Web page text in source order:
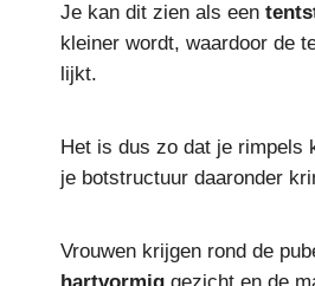
Je kan dit zien als een
kleiner wordt, waardoor de
lijkt.
Het is dus zo dat je rimpels
je botstructuur daaronder
Vrouwen krijgen rond de